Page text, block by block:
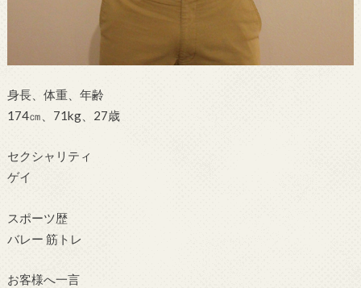
身長、体重、年齢
174㎝、71kg、27歳
セクシャリティ
ゲイ
スポーツ歴
バレー 筋トレ
お客様へ一言